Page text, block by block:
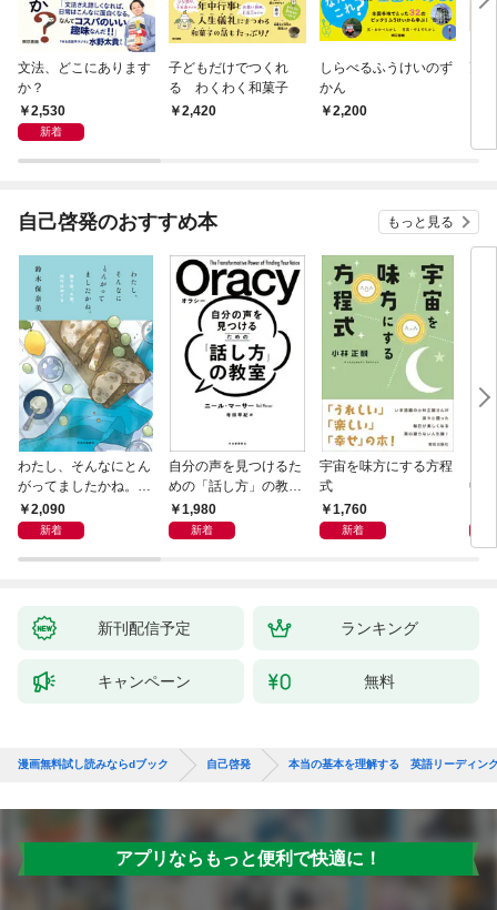
文法、どこにあります
か？
2,530
新着
子どもだけでつくれ
る わくわく和菓子
2,420
しらべるふうけいのず
かん
2,200
更
自己啓発のおすすめ本 もっと見る
わたし、そんなにとん
がってましたかね。
獅子座、Ａ型、丙午は
めぐる
2,090
新着
自分の声を見つけるた
めの「話し方」の教
室 Ｏｒａｃｙ（オラ
シー）
1,980
新着
宇宙を味方にする方程
式
1,760
新着
中
術
新刊配信予定 ランキング
キャンペーン 無料
漫画無料試し読みならdブック 自己啓発 本当の基本を理解する 英語リーディン
アプリならもっと便利で快適に！